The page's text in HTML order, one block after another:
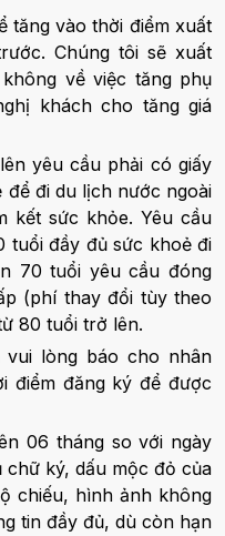
tăng vào thời điểm xuất
Chúng tôi sẽ xuất
về việc tăng phụ
khách cho tăng giá
yêu cầu phải có giấy
đi du lịch nước ngoài
kết sức khỏe. Yêu cầu
tuổi đầy đủ sức khoẻ đi
70 tuổi yêu cầu đóng
(phí thay đổi tùy theo
80 tuổi trở lên.
vui lòng báo cho nhân
điểm đăng ký để được
06 tháng so với ngày
ký, dấu mộc đỏ của
chiếu, hình ảnh không
tin đầy đủ, dù còn hạn